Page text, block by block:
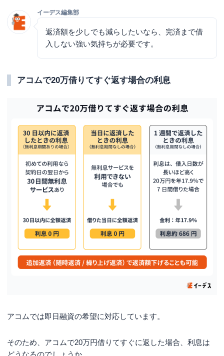
イーデス編集部
返済額を少しでも減らしたいなら、完済まで借
入しない強い気持ちが必要です。
アコムで20万借りてすぐ返す場合の利息
アコムでは即日融資の希望に対応しています。
そのため、アコムで20万円借りてすぐに返した場合、利息は
どうなるのでしょうか。